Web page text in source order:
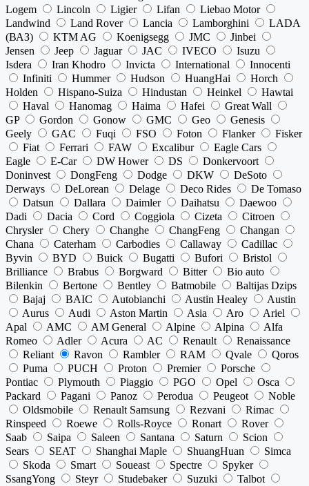
Logem
Lincoln Ligier Lifan
Liebao Motor
Landwind
Land Rover Lancia Lamborghini
LADA
(ВАЗ)
KTM AG Koenigsegg JMC
Jinbei
Jensen
Jeep Jaguar JAC IVECO
Isuzu
Isdera
Iran Khodro Invicta International
Innocenti
Infiniti
Hummer Hudson HuangHai
Horch
Holden
Hispano-Suiza Hindustan Heinkel
Hawtai
Haval
Hanomag Haima Hafei
Great Wall
GP
Gordon Gonow GMC Geo
Genesis
Geely
GAC Fuqi FSO Foton Flanker
Fisker
Fiat
Ferrari FAW Excalibur
Eagle Cars
Eagle
E-Car DW Hower DS
Donkervoort
Doninvest
DongFeng Dodge DKW
DeSoto
Derways
DeLorean Delage Deco Rides
De Tomaso
Datsun
Dallara Daimler Daihatsu
Daewoo
Dadi
Dacia Cord Coggiola Cizeta
Citroen
Chrysler
Chery Changhe ChangFeng
Changan
Chana
Caterham Carbodies Callaway
Cadillac
Byvin
BYD Buick Bugatti Bufori
Bristol
Brilliance
Brabus Borgward Bitter
Bio auto
Bilenkin
Bertone Bentley Batmobile
Baltijas Dzips
Bajaj
BAIC Autobianchi Austin Healey
Austin
Aurus
Audi Aston Martin Asia Aro
Ariel
Apal
AMC AM General Alpine Alpina
Alfa
Romeo
Adler Acura AC Renault
Renaissance
Reliant
Ravon Rambler RAM Qvale
Qoros
Puma
PUCH Proton Premier
Porsche
Pontiac
Plymouth Piaggio PGO Opel
Osca
Packard
Pagani Panoz Perodua Peugeot
Noble
Oldsmobile
Renault Samsung Rezvani
Rimac
Rinspeed
Roewe Rolls-Royce Ronart
Rover
Saab
Saipa Saleen Santana Saturn
Scion
Sears
SEAT Shanghai Maple ShuangHuan
Simca
Skoda
Smart Soueast Spectre
Spyker
SsangYong
Steyr Studebaker Suzuki
Talbot